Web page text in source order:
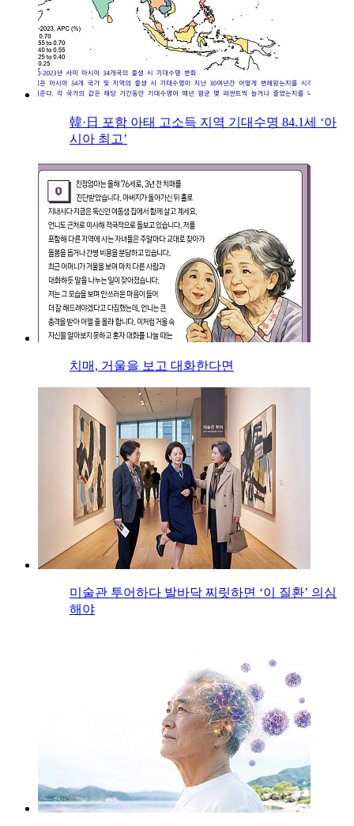
韓·日 포함 아태 고소득 지역 기대수명 84.1세 ‘아
시아 최고’
치매, 거울을 보고 대화한다면
미술관 투어하다 발바닥 찌릿하면 ‘이 질환’ 의심
해야